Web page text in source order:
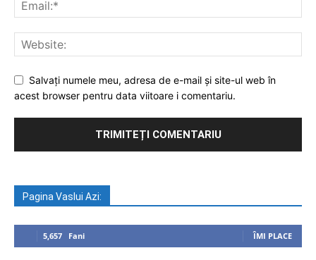
Salvați numele meu, adresa de e-mail și site-ul web în
acest browser pentru data viitoare i comentariu.
Pagina Vaslui Azi:
5,657 Fani ÎMI PLACE